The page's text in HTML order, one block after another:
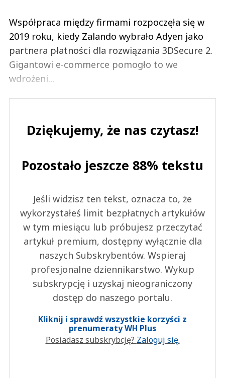
Współpraca między firmami rozpoczęła się w
2019 roku, kiedy Zalando wybrało Adyen jako
partnera płatności dla rozwiązania 3DSecure 2.
Gigantowi e-commerce pomogło to we
wdrożeni...
Dziękujemy, że nas czytasz!
Pozostało jeszcze 88% tekstu
Jeśli widzisz ten tekst, oznacza to, że
wykorzystałeś limit bezpłatnych artykułów
w tym miesiącu lub próbujesz przeczytać
artykuł premium, dostępny wyłącznie dla
naszych Subskrybentów. Wspieraj
profesjonalne dziennikarstwo. Wykup
subskrypcję i uzyskaj nieograniczony
dostęp do naszego portalu.
Kliknij i sprawdź wszystkie korzyści z
prenumeraty WH Plus
Posiadasz subskrybcję? Zaloguj się.